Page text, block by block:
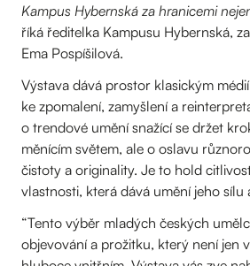
Kampus Hybernská za hranicemi
říká ředitelka Kampusu Hybernská,
Ema Pospíšilová.
Výstava dává prostor klasickým
ke zpomalení, zamyšlení a
o trendové umění snažící se držet
měnícím světem, ale o oslavu
čistoty a originality. Je to hold
vlastnosti, která dává umění jeho sílu
“Tento výběr mladých českých
objevování a prožitku, který není jen